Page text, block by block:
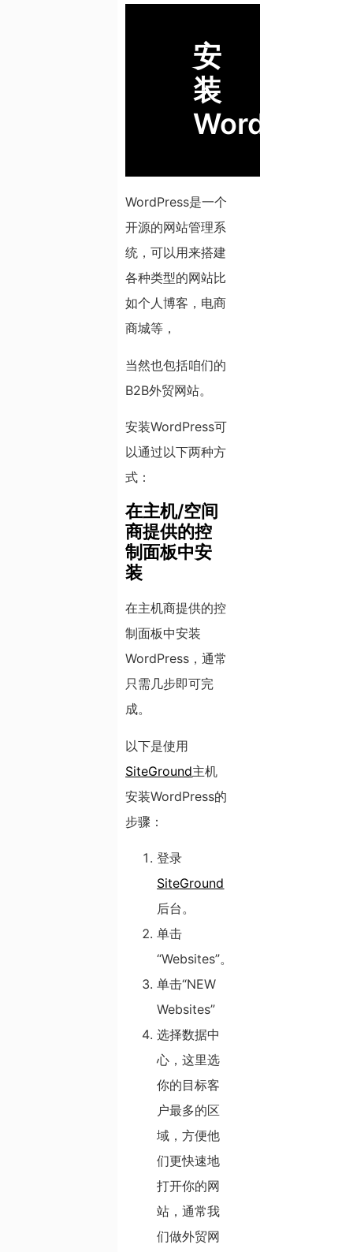
安
装
WordPress
WordPress是一个
开源的网站管理系
统，可以用来搭建
各种类型的网站比
如个人博客，电商
商城等，
当然也包括咱们的
B2B外贸网站。
安装WordPress可
以通过以下两种方
式：
在主机/空间
商提供的控
制面板中安
装
在主机商提供的控
制面板中安装
WordPress，通常
只需几步即可完
成。
以下是使用
SiteGround主机
安装WordPress的
步骤：
登录
SiteGround
后台。
单击
“Websites”。
单击“NEW
Websites”
选择数据中
心，这里选
你的目标客
户最多的区
域，方便他
们更快速地
打开你的网
站，通常我
们做外贸网